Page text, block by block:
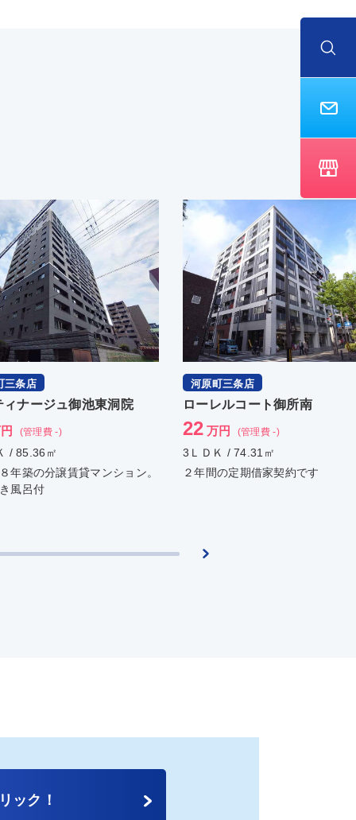
三条店
ィナージュ御池東洞院
(管理費 -)
/ 85.36㎡
年築の分譲賃貸マンション。
風呂付
河原町三条店
ローレルコート御所南
22 万円 (管理費 -)
3ＬＤＫ / 74.31㎡
２年間の定期借家契約です
ック！